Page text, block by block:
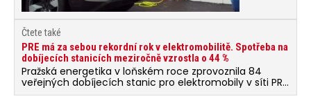
Čtete také
PRE má za sebou rekordní rok v elektromobilitě. Spotřeba na
dobíjecích stanicích meziročně vzrostla o 44 %
Pražská energetika v loňském roce zprovoznila 84
veřejných dobíjecích stanic pro elektromobily v síti PRE
POINT. Majitelé vozů s externím dobíjením tak dnes…